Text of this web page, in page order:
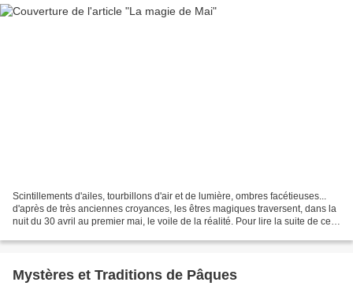
Scintillements d'ailes, tourbillons d'air et de lumière, ombres facétieuses...
d'après de très anciennes croyances, les êtres magiques traversent, dans la
nuit du 30 avril au premier mai, le voile de la réalité. Pour lire la suite de cet
Mystères et Traditions de Pâques